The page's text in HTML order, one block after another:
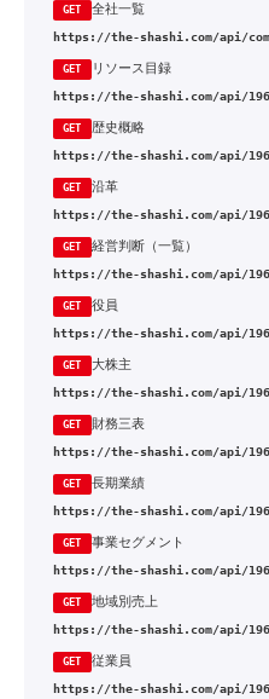
GET 全社一覧
https://the-shashi.com/api/
GET リソース目録
https://the-shashi.com/api/
GET 歴史概略
https://the-shashi.com/api/
GET 沿革
https://the-shashi.com/api/
GET 経営判断（一覧）
https://the-shashi.com/api/
GET 役員
https://the-shashi.com/api/
GET 大株主
https://the-shashi.com/api/
GET 財務三表
https://the-shashi.com/api/
GET 長期業績
https://the-shashi.com/api/
GET 事業セグメント
https://the-shashi.com/api/
GET 地域別売上
https://the-shashi.com/api/
GET 従業員
https://the-shashi.com/api/